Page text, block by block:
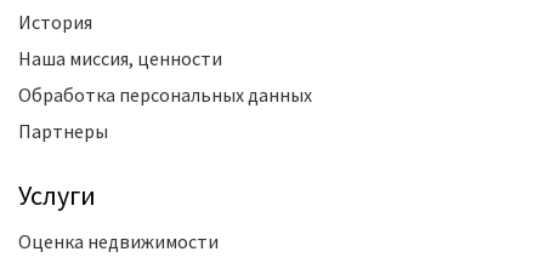
История
Наша миссия, ценности
Обработка персональных данных
Партнеры
Услуги
Оценка недвижимости